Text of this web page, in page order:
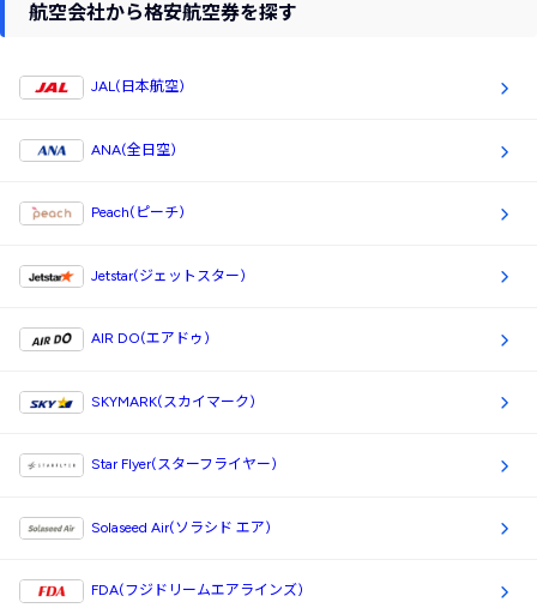
航空会社から格安航空券を探す
JAL(日本航空)
ANA(全日空)
Peach(ピーチ)
Jetstar(ジェットスター)
AIR DO(エアドゥ)
SKYMARK(スカイマーク)
Star Flyer(スターフライヤー)
Solaseed Air(ソラシド エア)
FDA(フジドリームエアラインズ)